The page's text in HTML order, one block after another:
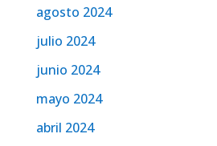
agosto 2024
julio 2024
junio 2024
mayo 2024
abril 2024